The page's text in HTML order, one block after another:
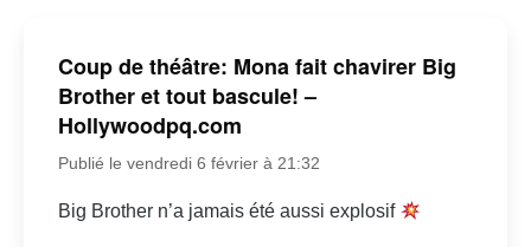
Coup de théâtre: Mona fait chavirer Big
Brother et tout bascule! –
Hollywoodpq.com
Publié le vendredi 6 février à 21:32
Big Brother n’a jamais été aussi explosif